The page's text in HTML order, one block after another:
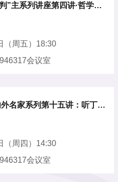
”主系列讲座第四讲·哲学拔
雁空飞”：伊万·伊里因的
（周五）18:30
会议室
名家系列第十五讲：听丁垣
（周四）14:30
会议室